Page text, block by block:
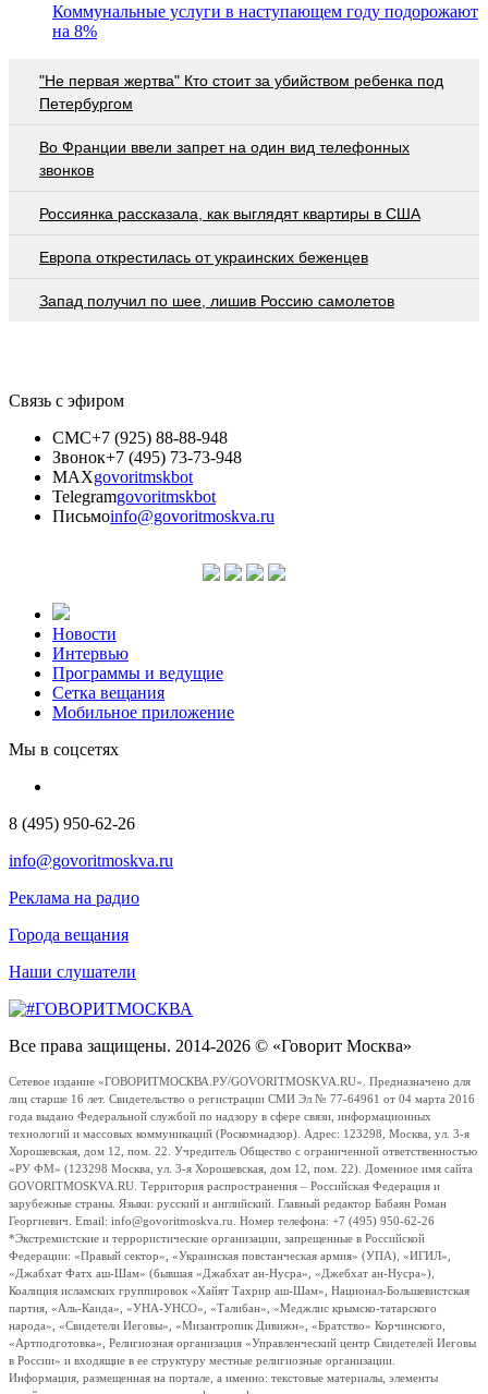
Коммунальные услуги в наступающем году подорожают
на 8%
"Не первая жертва" Кто стоит за убийством ребенка под
Петербургом
Во Франции ввели запрет на один вид телефонных
звонков
Россиянка рассказала, как выглядят квартиры в США
Европа открестилась от украинских беженцев
Запад получил по шее, лишив Россию самолетов
Связь с эфиром
СМС+7 (925) 88-88-948
Звонок+7 (495) 73-73-948
MAXgovoritmskbot
Telegramgovoritmskbot
Письмоinfo@govoritmoskva.ru
Новости
Интервью
Программы и ведущие
Сетка вещания
Мобильное приложение
Мы в соцсетях
8 (495) 950-62-26
info@govoritmoskva.ru
Реклама на радио
Города вещания
Наши слушатели
Все права защищены. 2014-2026 © «Говорит Москва»
Сетевое издание «ГОВОРИТМОСКВА.РУ/GOVORITMOSKVA.RU». Предназначено для
лиц старше 16 лет. Свидетельство о регистрации СМИ Эл № 77-64961 от 04 марта 2016
года выдано Федеральной службой по надзору в сфере связи, информационных
технологий и массовых коммуникаций (Роскомнадзор). Адрес: 123298, Москва, ул. 3-я
Хорошевская, дом 12, пом. 22. Учредитель Общество с ограниченной ответственностью
«РУ ФМ» (123298 Москва, ул. 3-я Хорошевская, дом 12, пом. 22). Доменное имя сайта
GOVORITMOSKVA.RU. Территория распространения – Российская Федерация и
зарубежные страны. Языки: русский и английский. Главный редактор Бабаян Роман
Георгиевич. Email: info@govoritmoskva.ru. Номер телефона: +7 (495) 950-62-26
*Экстремистские и террористические организации, запрещенные в Российской
Федерации: «Правый сектор», «Украинская повстанческая армия» (УПА), «ИГИЛ»,
«Джабхат Фатх аш-Шам» (бывшая «Джабхат ан-Нусра», «Джебхат ан-Нусра»),
Коалиция исламских группировок «Хайят Тахрир аш-Шам», Национал-Большевистская
партия, «Аль-Каида», «УНА-УНСО», «Талибан», «Меджлис крымско-татарского
народа», «Свидетели Иеговы», «Мизантропик Дивижн», «Братство» Корчинского,
«Артподготовка», Религиозная организация «Управленческий центр Свидетелей Иеговы
в России» и входящие в ее структуру местные религиозные организации.
Информация, размещенная на портале, а именно: текстовые материалы, элементы